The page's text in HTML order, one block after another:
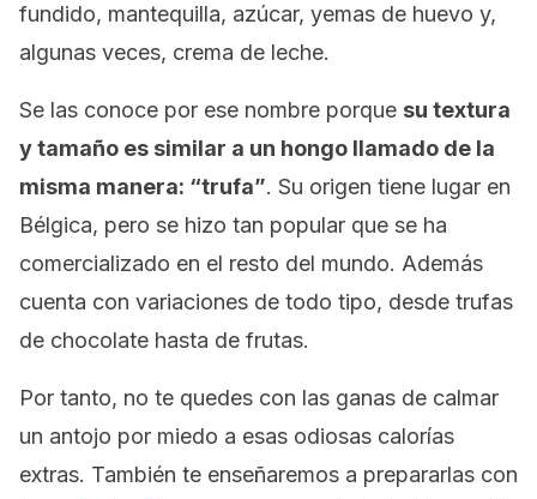
fundido, mantequilla, azúcar, yemas de huevo y,
algunas veces, crema de leche.
Se las conoce por ese nombre porque su textura
y tamaño es similar a un hongo llamado de la
misma manera: “trufa”. Su origen tiene lugar en
Bélgica, pero se hizo tan popular que se ha
comercializado en el resto del mundo. Además
cuenta con variaciones de todo tipo, desde trufas
de chocolate hasta de frutas.
Por tanto, no te quedes con las ganas de calmar
un antojo por miedo a esas odiosas calorías
extras. También te enseñaremos a prepararlas con